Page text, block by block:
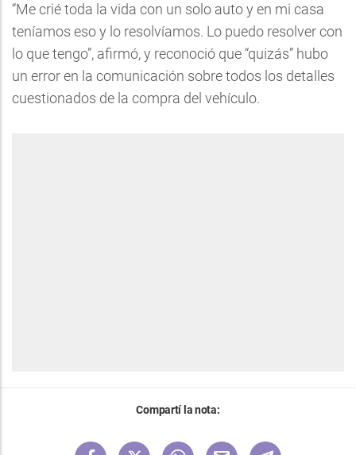
“Me crié toda la vida con un solo auto y en mi casa
teníamos eso y lo resolvíamos. Lo puedo resolver con
lo que tengo”, afirmó, y reconoció que “quizás” hubo
un error en la comunicación sobre todos los detalles
cuestionados de la compra del vehículo.
Compartí la nota: